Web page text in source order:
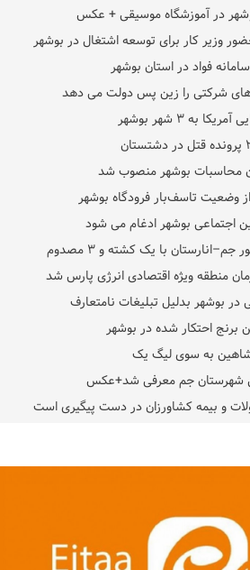
در آموزشگاه موسیقی + عکس
وزیر کار برای توسعه اشتغال در بوشهر
فواد در استان بوشهر
شرکتی را زین پس دولت می دهد
به ۳ شهر بوشهر
محاسبات بوشهر منصوب شد
تاسف‌بار فرودگاه بوشهر
ویژه اقتصادی انرژی پارس شد
به سوی لیگ یک
شهرستان جم معرفی شد+عکس
و بیمه کشاورزان در دست پیگیری است